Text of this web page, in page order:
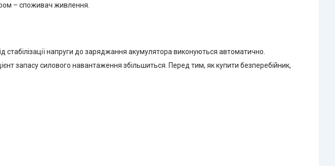
– споживач живлення.
напруги до заряджання акумулятора виконуються автоматично.
запасу силового навантаження збільшиться. Перед тим, як купити безперебійник,